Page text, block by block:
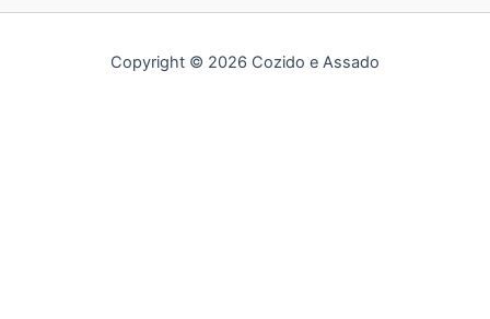
Copyright © 2026 Cozido e Assado